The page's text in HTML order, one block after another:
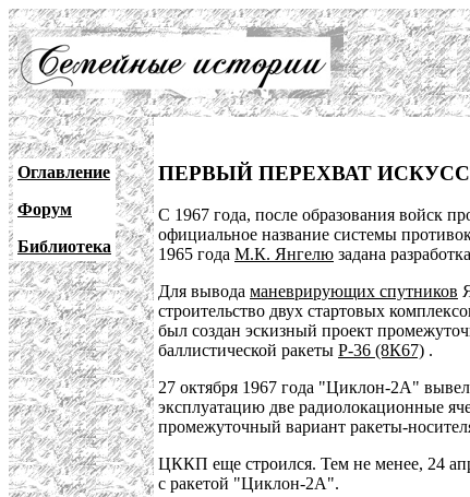
Оглавление
Форум
Библиотека
ПЕРВЫЙ ПЕРЕХВАТ
С 1967 года, после образования войск
официальное название системы
1965 года М.К. Янгелю задана разработка
Для вывода маневрирующих спутников
строительство двух стартовых
был создан эскизный проект
баллистической ракеты Р-36 (8К67) .
27 октября 1967 года "Циклон-2А"
эксплуатацию две радиолокационные
промежуточный вариант ракеты-
ЦККП еще строился. Тем не менее, 24
с ракетой "Циклон-2А".